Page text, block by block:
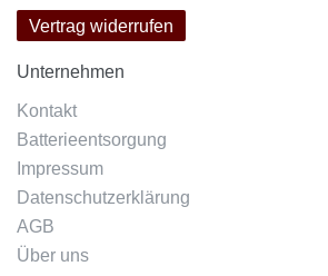
Vertrag widerrufen
Unternehmen
Kontakt
Batterieentsorgung
Impressum
Datenschutzerklärung
AGB
Über uns